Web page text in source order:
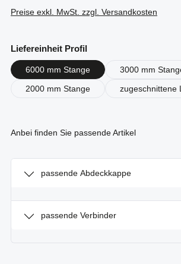
Preise exkl. MwSt. zzgl. Versandkosten
Liefereinheit Profilauswählen
6000 mm Stange
3000 mm
2000 mm Stange
zugeschnittene
Anbei finden Sie passende Artikel
passende Abdeckkappe
passende Verbinder